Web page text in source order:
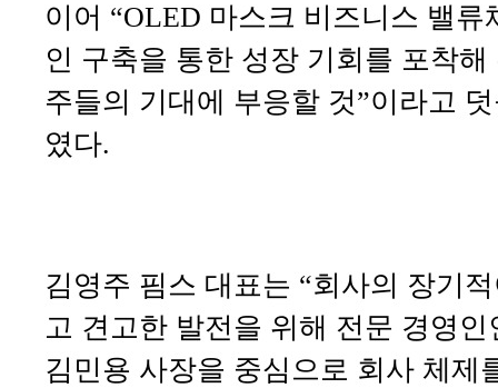
이어 “OLED 마스크 비즈니스 밸류
인 구축을 통한 성장 기회를 포착해
주들의 기대에 부응할 것”이라고
였다.
김영주 핌스 대표는 “회사의 장기
고 견고한 발전을 위해 전문 경영인
김민용 사장을 중심으로 회사 체제